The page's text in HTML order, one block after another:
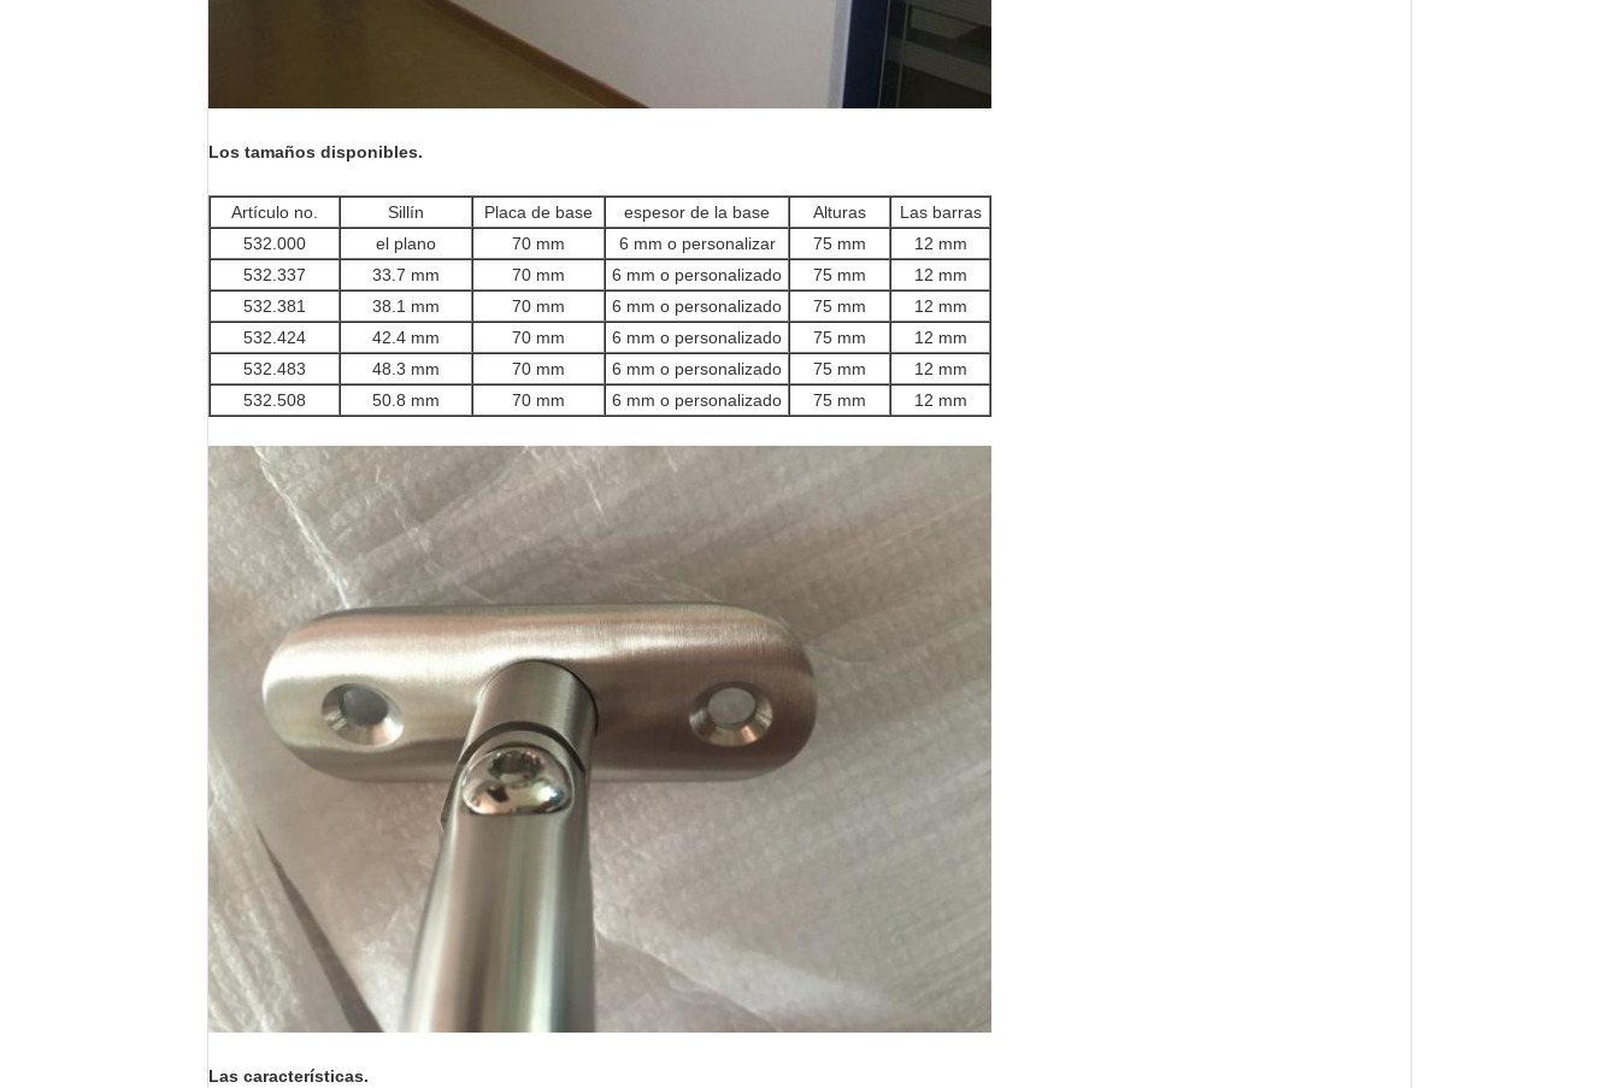
Los tamaños disponibles.
Artículo no. Sillín Placa de base espesor de la base Alturas
Las barras
532.000
el plano 70 mm 6 mm o personalizar 75 mm
12 mm
532.337
33.7 mm 70 mm 6 mm o personalizado 75 mm
12 mm
532.381
38.1 mm 70 mm 6 mm o personalizado 75 mm
12 mm
532.424
42.4 mm 70 mm 6 mm o personalizado 75 mm
12 mm
532.483
48.3 mm 70 mm 6 mm o personalizado 75 mm
12 mm
532.508
50.8 mm 70 mm 6 mm o personalizado 75 mm 12 mm
Las características.